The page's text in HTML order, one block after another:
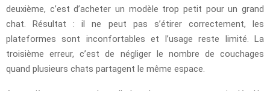
deuxième, c’est d’acheter un modèle trop petit pour un grand
chat. Résultat : il ne peut pas s’étirer correctement, les
plateformes sont inconfortables et l’usage reste limité. La
troisième erreur, c’est de négliger le nombre de couchages
quand plusieurs chats partagent le même espace.